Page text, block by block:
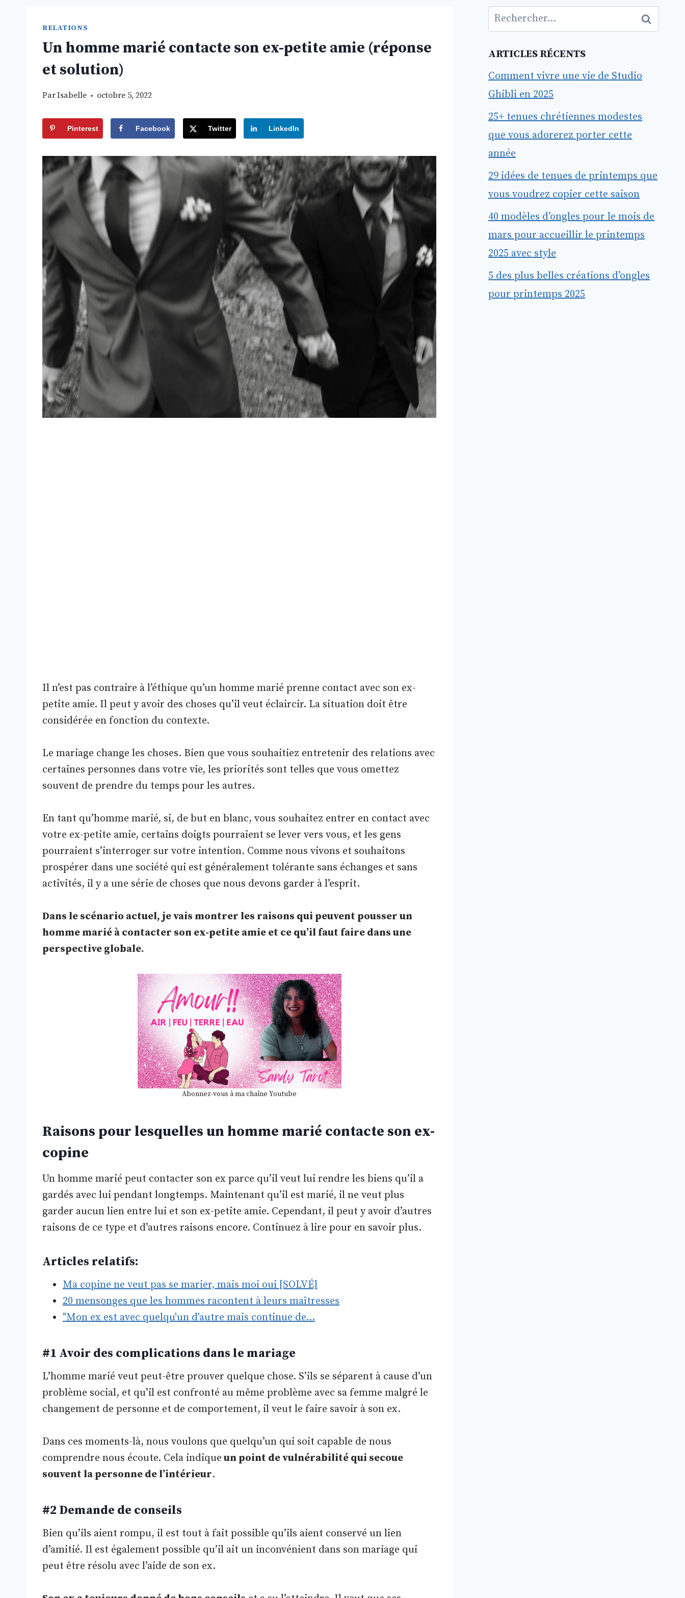
RELATIONS
Un homme marié contacte son ex-petite amie (réponse
et solution)
ParIsabelle octobre 5, 2022
Pinterest Facebook Twitter LinkedIn
Il n’est pas contraire à l’éthique qu’un homme marié prenne contact avec son ex-
petite amie. Il peut y avoir des choses qu’il veut éclaircir. La situation doit être
considérée en fonction du contexte.
Le mariage change les choses. Bien que vous souhaitiez entretenir des relations avec
certaines personnes dans votre vie, les priorités sont telles que vous omettez
souvent de prendre du temps pour les autres.
En tant qu’homme marié, si, de but en blanc, vous souhaitez entrer en contact avec
votre ex-petite amie, certains doigts pourraient se lever vers vous, et les gens
pourraient s’interroger sur votre intention. Comme nous vivons et souhaitons
prospérer dans une société qui est généralement tolérante sans échanges et sans
activités, il y a une série de choses que nous devons garder à l’esprit.
Dans le scénario actuel, je vais montrer les raisons qui peuvent pousser un
homme marié à contacter son ex-petite amie et ce qu’il faut faire dans une
perspective globale.
Abonnez-vous à ma chaîne Youtube
Raisons pour lesquelles un homme marié contacte son ex-
copine
Un homme marié peut contacter son ex parce qu’il veut lui rendre les biens qu’il a
gardés avec lui pendant longtemps. Maintenant qu’il est marié, il ne veut plus
garder aucun lien entre lui et son ex-petite amie. Cependant, il peut y avoir d’autres
raisons de ce type et d’autres raisons encore. Continuez à lire pour en savoir plus.
Articles relatifs:
Ma copine ne veut pas se marier, mais moi oui [SOLVÉ]
20 mensonges que les hommes racontent à leurs maîtresses
"Mon ex est avec quelqu'un d'autre mais continue de…
#1 Avoir des complications dans le mariage
L’homme marié veut peut-être prouver quelque chose. S’ils se séparent à cause d’un
problème social, et qu’il est confronté au même problème avec sa femme malgré le
changement de personne et de comportement, il veut le faire savoir à son ex.
Dans ces moments-là, nous voulons que quelqu’un qui soit capable de nous
comprendre nous écoute. Cela indique un point de vulnérabilité qui secoue
souvent la personne de l’intérieur.
#2 Demande de conseils
Bien qu’ils aient rompu, il est tout à fait possible qu’ils aient conservé un lien
d’amitié. Il est également possible qu’il ait un inconvénient dans son mariage qui
peut être résolu avec l’aide de son ex.
Rechercher :
ARTICLES RÉCENTS
Comment vivre une vie de Studio
Ghibli en 2025
25+ tenues chrétiennes modestes
que vous adorerez porter cette
année
29 idées de tenues de printemps que
vous voudrez copier cette saison
40 modèles d’ongles pour le mois de
mars pour accueillir le printemps
2025 avec style
5 des plus belles créations d’ongles
pour printemps 2025